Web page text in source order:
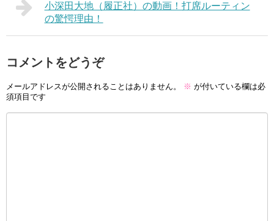
小深田大地（履正社）の動画！打席ルーティン
の驚愕理由！
コメントをどうぞ
メールアドレスが公開されることはありません。 ※ が付いている欄は必
須項目です